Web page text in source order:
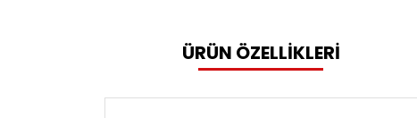
ÜRÜN ÖZELLİKLERİ